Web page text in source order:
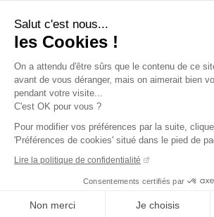
Salut c'est nous...
les Cookies !
On a attendu d'être sûrs que le contenu de ce
avant de vous déranger, mais on aimerait bien
pendant votre visite...
C'est OK pour vous ?
Pour modifier vos préférences par la suite,
'Préférences de cookies' situé dans le pied de
Lire la politique de confidentialité
Consentements certifiés par
Non merci Je choisis